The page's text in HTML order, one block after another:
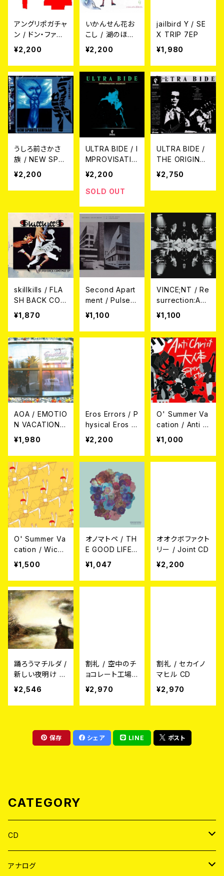
アングリポガチャ
ン / ドン・ファン・
ミュージック201
0 CD
¥2,200
いかんせん花お
こし / 湖のほと
り CD
¥2,200
jailbird Y / SE
X TRIP 7EP
¥1,980
うしろ前さかさ
族 / NEW SPO
RTS SEMMINA
R / うしろ前さか
さ族のニュース
CD
¥2,200
ULTRA BIDE / I
MPROVISATIO
N ANARCHY C
¥2,200
SOLD OUT
ULTRA BIDE /
THE ORIGINAL
ULTRA BIDE
CD
¥2,750
skillkills / FLA
SH BACK CON
¥1,870
Second Apart
ment / Pulse
Wave 7EP＋D
L CODE
¥1,100
VINCE;NT / Re
surrection:Ax/
Ex 7EP
¥1,100
AOA / EMOTIO
N VACATION
CD
¥1,980
Eros Errors / P
hysical Eros C
D
¥2,200
O' Summer Va
cation / Anti C
hrist 大体 Sup
er Star CD
¥1,000
O' Summer Va
cation / Wicke
d Heart CD
¥1,500
オノマトペ / TH
E GOOD LIFE
CD
¥1,047
オオクボファクト
リー / Joint CD
¥2,200
踊ろうマチルダ /
新しい夜明け C
D
¥2,546
割礼 / 空中のチ
ョコレート工場
CD
¥2,970
割礼 / セカイノ
マヒル CD
¥2,970
保存 シェア LINE ポスト
CATEGORY
CD
JAPAN
アナログ